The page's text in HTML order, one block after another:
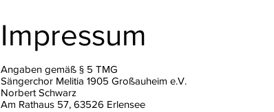
Impressum
Angaben gemäß § 5 TMG
Sängerchor Melitia 1905 Großauheim e.V.
Norbert Schwarz
Am Rathaus 57, 63526 Erlensee